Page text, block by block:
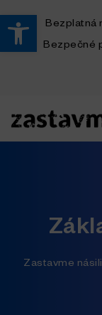
OpenBezplatná
Bezpečné
Zastavme